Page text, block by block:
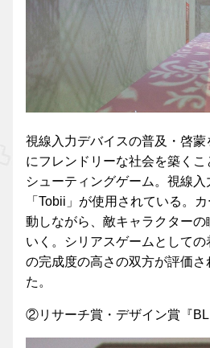
視線入力デバイスの普及・啓
にフレンドリーな社会を築く
シューティングゲーム。視線
「Tobii」が使用されている。
動しながら、敵キャラクター
いく。シリアスゲームとして
の完成度の高さの双方が評価
た。
②リサーチ賞・デザイン賞『